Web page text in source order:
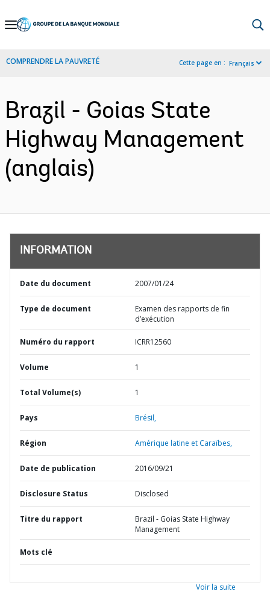
Skip
Navigation
COMPRENDRE LA PAUVRETÉ Cette page en : Français
Brazil - Goias State
Highway Management
(anglais)
INFORMATION
Date du document 2007/01/24
Type de document
Examen des rapports de fin
d’exécution
Numéro du rapport ICRR12560
Volume 1
Total Volume(s) 1
Pays Brésil,
Région Amérique latine et Caraïbes,
Date de publication 2016/09/21
Disclosure Status Disclosed
Titre du rapport
Brazil - Goias State Highway
Management
Mots clé
Voir la suite